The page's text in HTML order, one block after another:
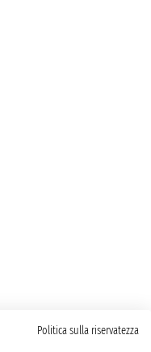
Politica sulla riservatezza